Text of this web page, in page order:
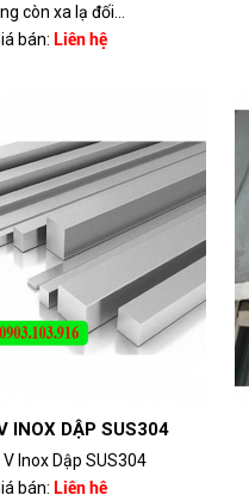
còn xa lạ đối...
bán: Liên hệ
INOX DẬP SUS304
Inox Dập SUS304
bán: Liên hệ